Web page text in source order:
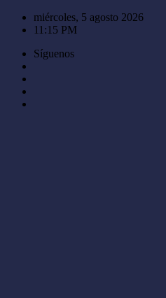
Saltar
miércoles, 5 agosto 2026
11:15 PM
Síguenos